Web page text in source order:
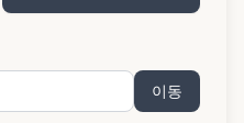
이동